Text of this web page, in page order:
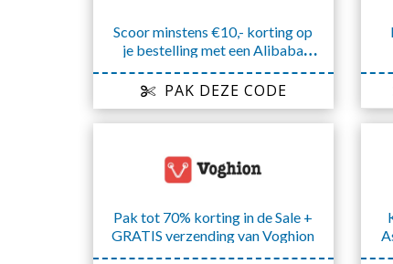
Scoor minstens €10,- korting op
je bestelling met een Alibaba
PAK DEZE CODE
Pak tot 70% korting in de Sale +
GRATIS verzending van Voghion